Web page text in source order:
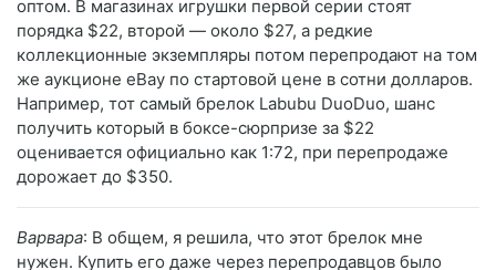
оптом. В магазинах игрушки первой серии стоят
порядка $22, второй — около $27, а редкие
коллекционные экземпляры потом перепродают на том
же аукционе eBay по стартовой цене в сотни долларов.
Например, тот самый брелок Labubu DuoDuo, шанс
получить который в боксе-сюрпризе за $22
оценивается официально как 1:72, при перепродаже
дорожает до $350.
Варвара: В общем, я решила, что этот брелок мне
нужен. Купить его даже через перепродавцов было